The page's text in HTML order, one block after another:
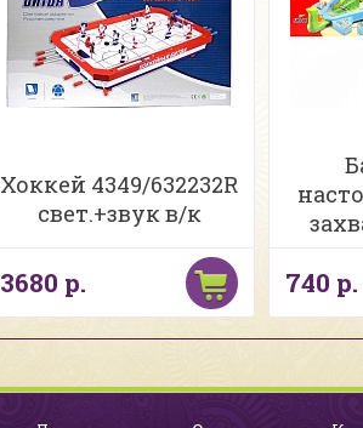
Хоккей 4349/632232R
свет.+звук в/к
3680 р. 740 р.